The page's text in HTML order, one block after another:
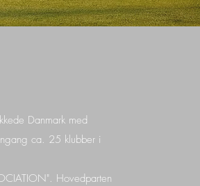
Danmark med
ca. 25 klubber i
Hovedparten